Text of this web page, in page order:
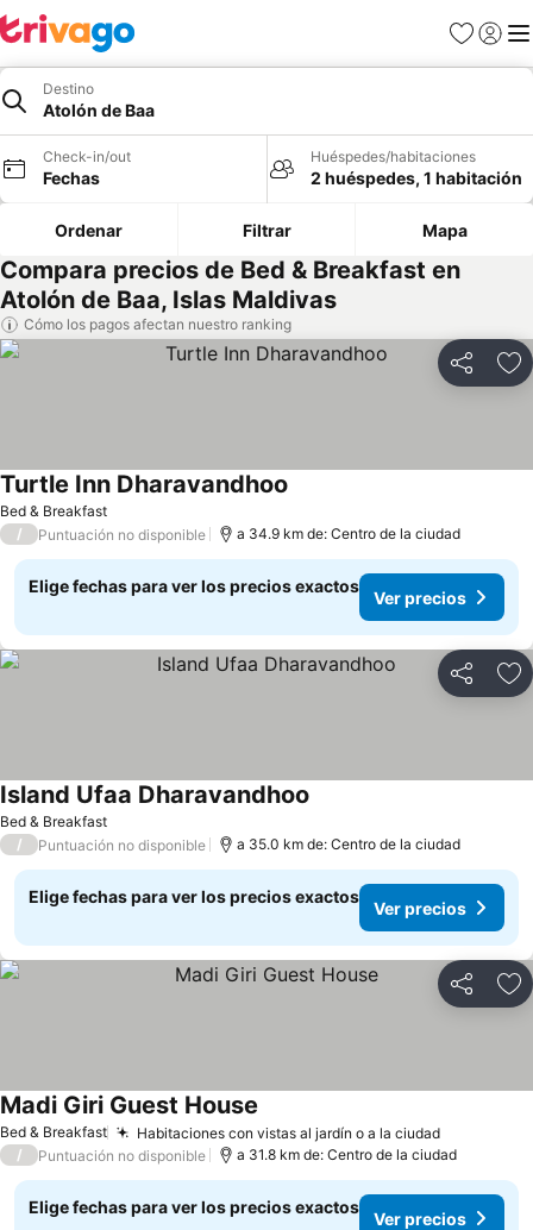
Favoritos
Iniciar
Destino
Atolón de Baa
Check-in/out
Fechas
Huéspedes/habitaciones
2 huéspedes, 1 habitación
Ordenar Filtrar Mapa
Compara precios de Bed & Breakfast en
Atolón de Baa, Islas Maldivas
Cómo los pagos afectan nuestro ranking
Compartir
Bed & Breakfast
Turtle Inn Dharavandhoo
/ Puntuación no disponible a 34.9 km de: Centro de la ciudad
Elige fechas para ver los precios exactos
Ver precios
Compartir
Bed & Breakfast
Island Ufaa Dharavandhoo
/ Puntuación no disponible a 35.0 km de: Centro de la ciudad
Elige fechas para ver los precios exactos
Ver precios
Compartir
Bed & Breakfast Habitaciones con vistas al jardín o a la ciudadVer
Madi Giri Guest House
/ Puntuación no disponible a 31.8 km de: Centro de la ciudad
Elige fechas para ver los precios exactos
Ver precios